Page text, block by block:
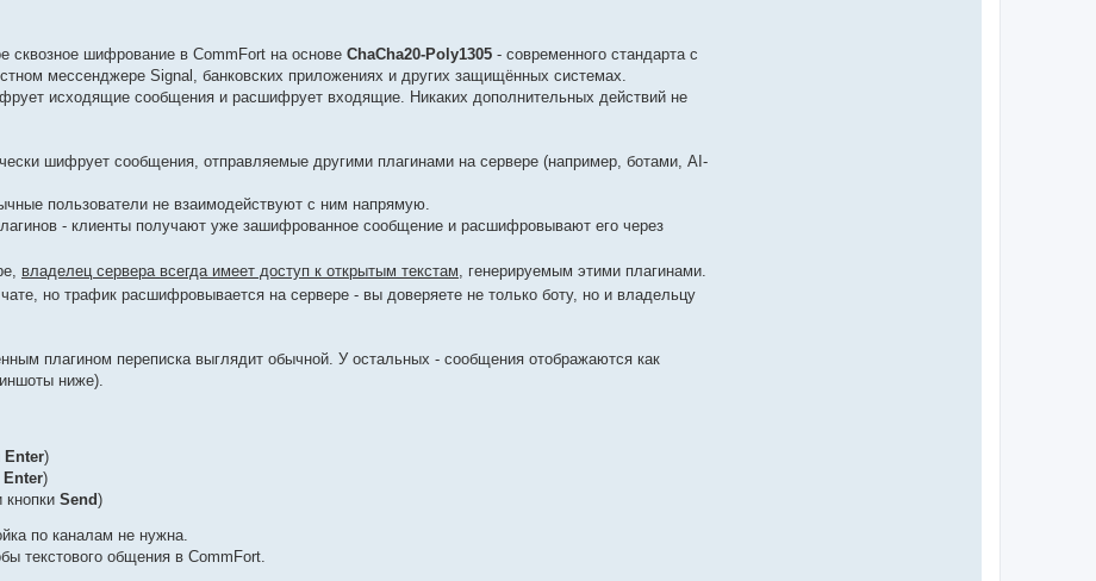
сквозное шифрование в CommFort на основе ChaCha20-Poly1305 - современного стандарта с
мессенджере Signal, банковских приложениях и других защищённых системах.
исходящие сообщения и расшифрует входящие. Никаких дополнительных действий не
шифрует сообщения, отправляемые другими плагинами на сервере (например, ботами, AI-
пользователи не взаимодействуют с ним напрямую.
- клиенты получают уже зашифрованное сообщение и расшифровывают его через
владелец сервера всегда имеет доступ к открытым текстам , генерируемым этими плагинами.
но трафик расшифровывается на сервере - вы доверяете не только боту, но и владельцу
плагином переписка выглядит обычной. У остальных - сообщения отображаются как
ниже).
Enter)
Enter)
Send)
по каналам не нужна.
текстового общения в CommFort.